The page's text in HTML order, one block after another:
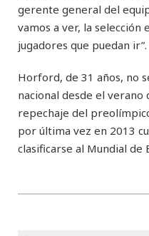
gerente general del
vamos a ver, la
jugadores que puedan ir”.
Horford, de 31 años, no
nacional desde el verano
repechaje del
por última vez en 2013
clasificarse al Mundial de